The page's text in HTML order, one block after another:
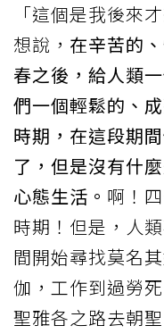
「這個是我後來
想說， 在辛苦的
春之後，給人類
們一個輕鬆的、
時期，在這段期
了，但是沒有什
心態生活。 啊！
時期！但是，人
間開始尋找莫名
伽，工作到過勞
聖雅各之路去朝